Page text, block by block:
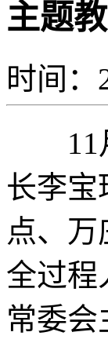
主题
时间：
11月
长李宝
点、
全过程
常委